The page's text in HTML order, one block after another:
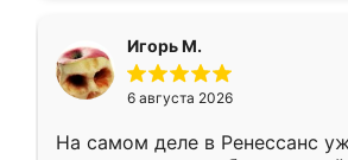
Игорь М.
6 августа 2026
На самом деле в Ренессанс